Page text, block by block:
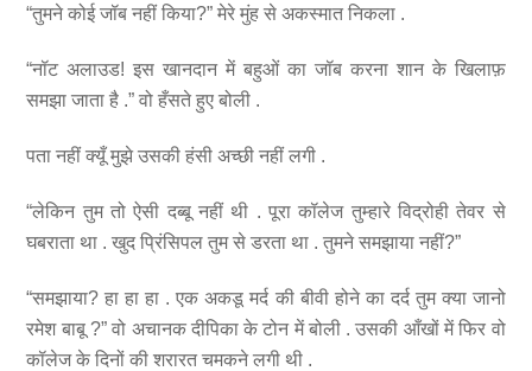
“तुमने कोई जॉब नहीं किया?” मेरे मुंह से अकस्मात निकला .
“नॉट अलाउड! इस खानदान में बहुओं का जॉब करना शान के खिलाफ़
समझा जाता है .” वो हँसते हुए बोली .
पता नहीं क्यूँ मुझे उसकी हंसी अच्छी नहीं लगी .
“लेकिन तुम तो ऐसी दब्बू नहीं थी . पूरा कॉलेज तुम्हारे विद्रोही तेवर से
घबराता था . खुद प्रिंसिपल तुम से डरता था . तुमने समझाया नहीं?”
“समझाया? हा हा हा . एक अकडू मर्द की बीवी होने का दर्द तुम क्या जानो
रमेश बाबू ?” वो अचानक दीपिका के टोन में बोली . उसकी आँखों में फिर वो
कॉलेज के दिनों की शरारत चमकने लगी थी .